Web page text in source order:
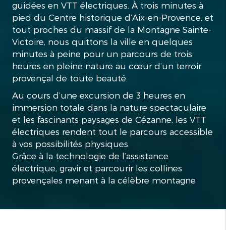
guidées en VTT électriques. À trois minutes à
pied du Centre historique d’Aix-en-Provence, et
tout proches du massif de la Montagne Sainte-
Victoire, nous quittons la ville en quelques
minutes à peine pour un parcours de trois
heures en pleine nature au cœur d’un terroir
provençal de toute beauté.
Au cours d’une excursion de 3 heures en
immersion totale dans la nature spectaculaire
et les fascinants paysages de Cézanne, les VTT
électriques rendent tout le parcours accessible
à vos possibilités physiques.
Grâce à la technologie de l’assistance
électrique, gravir et parcourir les collines
provençales menant à la célèbre montagne